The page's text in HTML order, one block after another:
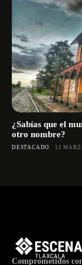
¿Sabías que el
otro nombre?
DESTACADO 11
Comprometidos